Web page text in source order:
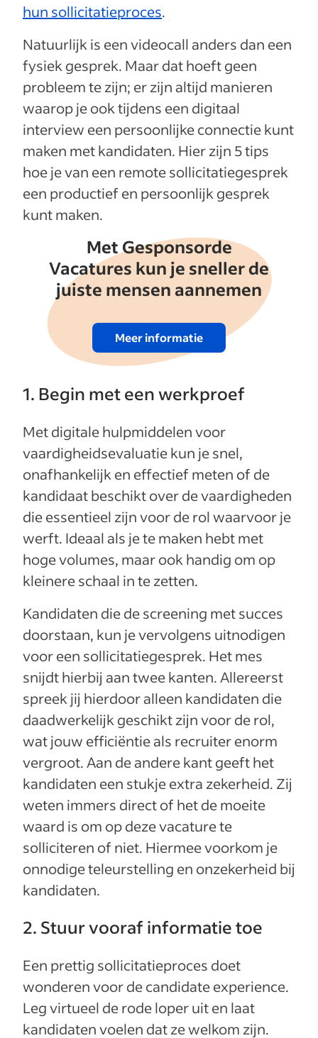
hun sollicitatieproces.
Natuurlijk is een videocall anders dan een
fysiek gesprek. Maar dat hoeft geen
probleem te zijn; er zijn altijd manieren
waarop je ook tijdens een digitaal
interview een persoonlijke connectie kunt
maken met kandidaten. Hier zijn 5 tips
hoe je van een remote sollicitatiegesprek
een productief en persoonlijk gesprek
kunt maken.
Met Gesponsorde
Vacatures kun je sneller de
juiste mensen aannemen
Meer informatie
1. Begin met een werkproef
Met digitale hulpmiddelen voor
vaardigheidsevaluatie kun je snel,
onafhankelijk en effectief meten of de
kandidaat beschikt over de vaardigheden
die essentieel zijn voor de rol waarvoor je
werft. Ideaal als je te maken hebt met
hoge volumes, maar ook handig om op
kleinere schaal in te zetten.
Kandidaten die de screening met succes
doorstaan, kun je vervolgens uitnodigen
voor een sollicitatiegesprek. Het mes
snijdt hierbij aan twee kanten. Allereerst
spreek jij hierdoor alleen kandidaten die
daadwerkelijk geschikt zijn voor de rol,
wat jouw efficiëntie als recruiter enorm
vergroot. Aan de andere kant geeft het
kandidaten een stukje extra zekerheid. Zij
weten immers direct of het de moeite
waard is om op deze vacature te
solliciteren of niet. Hiermee voorkom je
onnodige teleurstelling en onzekerheid bij
kandidaten.
2. Stuur vooraf informatie toe
Een prettig sollicitatieproces doet
wonderen voor de candidate experience.
Leg virtueel de rode loper uit en laat
kandidaten voelen dat ze welkom zijn.